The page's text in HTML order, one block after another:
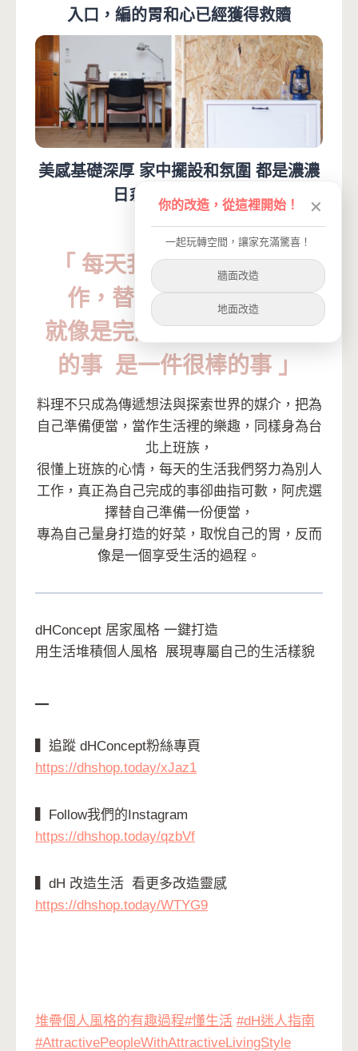
入口，編的胃和心已經獲得救贖
美感基礎深厚 家中擺設和氛圍 都是濃濃
日系感
簡單而溫馨
「 每天我們努力為別人工
作，替自己準備便當，
就像是完成一件為自己而做
的事 是一件很棒的事 」
料理不只成為傳遞想法與探索世界的媒介，把為
自己準備便當，當作生活裡的樂趣，同樣身為台
北上班族，
很懂上班族的心情，每天的生活我們努力為別人
工作，真正為自己完成的事卻曲指可數，阿虎選
擇替自己準備一份便當，
專為自己量身打造的好菜，取悅自己的胃，反而
像是一個享受生活的過程。
dHConcept 居家風格 一鍵打造
用生活堆積個人風格 展現專屬自己的生活樣貌
▍追蹤 dHConcept粉絲專頁
https://dhshop.today/xJaz1
▍Follow我們的Instagram
https://dhshop.today/qzbVf
dH 改造生活 看更多改造靈感
https://dhshop.today/WTYG9
堆疊個人風格的有趣過程#懂生活 #dH迷人指南
#AttractivePeopleWithAttractiveLivingStyle
你的改造，從這裡開始！ ✕
一起玩轉空間，讓家充滿驚喜！
牆面改造
地面改造